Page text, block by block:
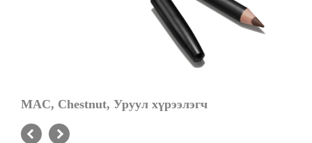
MAC, Chestnut, Уруул хүрээлэгч